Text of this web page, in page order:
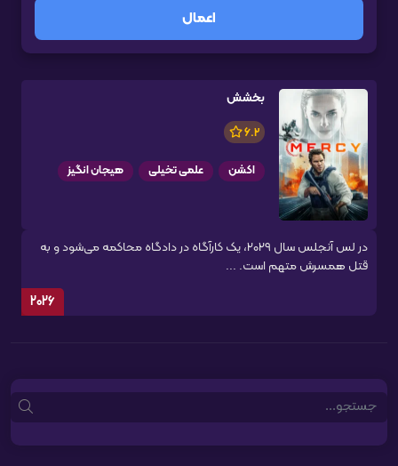
اعمال
بخشش
6.2
اکشن علمی تخیلی هیجان انگیز
در لس آنجلس سال ۲۰۲۹، یک کارآگاه در دادگاه محاکمه می‌شود و به
قتل همسرش متهم است. ...
2026
Search